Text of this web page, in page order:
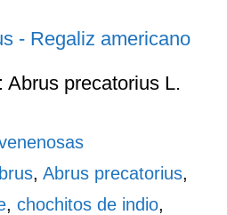
Abrus precatorius L.
,Abrus precatorius,
,chochitos de indio,